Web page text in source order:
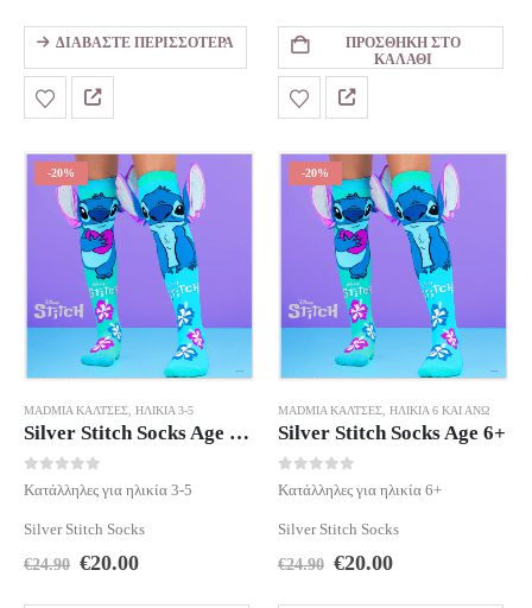
was:
€15.90.
τιμή
είναι:
€13.00.
ΔΙΑΒΆΣΤΕ ΠΕΡΙΣΣΌΤΕΡΑ
was:
€22.90.
τιμή
είναι:
€18.00.
ΠΡΟΣΘΉΚΗ ΣΤΟ
ΚΑΛΆΘΙ
-20%
MADMIA ΚΆΛΤΣΕΣ, ΗΛΙΚΊΑ 3-5
Silver Stitch Socks Age 3-5
0 out of 5
Κατάλληλες για ηλικία 3-5
Silver Stitch Socks
€24.90 Original
€20.00Η
-20%
MADMIA ΚΆΛΤΣΕΣ, ΗΛΙΚΊΑ 6 ΚΑΙ ΆΝΩ
Silver Stitch Socks Age 6+
0 out of 5
Κατάλληλες για ηλικία 6+
Silver Stitch Socks
€24.90 Original
€20.00Η